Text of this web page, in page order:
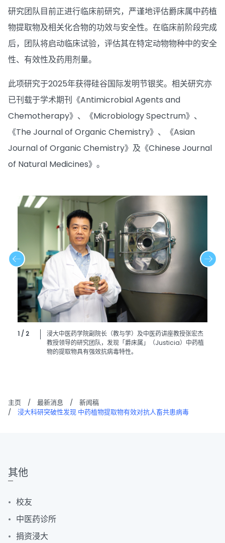
研究团队目前正进行临床前研究，严谨地评估爵床属中药植
物提取物及相关化合物的功效与安全性。在临床前阶段完成
后，团队将启动临床试验，评估其在特定动物物种中的安全
性、有效性及药用剂量。
此项研究于2025年获得硅谷国际发明节银奖。相关研究亦
已刊载于学术期刊《Antimicrobial Agents and
Chemotherapy》、《Microbiology Spectrum》、
《The Journal of Organic Chemistry》、《Asian
Journal of Organic Chemistry》及《Chinese Journal
of Natural Medicines》。
1 / 2
浸大中医药学院副院长（教与学）及中医药讲座教授张宏杰
教授领导的研究团队，发现「爵床属」（Justicia）中药植
物的提取物具有强效抗病毒特性。
主页 / 最新消息 /
新闻稿
/
浸大科研突破性发现 中药植物提取物有效对抗人畜共患病毒
其他
校友
中医药诊所
捐资浸大